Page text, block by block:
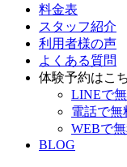
料金表
スタッフ紹介
利用者様の声
よくある質問
体験予約はこ
LINEで
電話で無
WEBで
BLOG